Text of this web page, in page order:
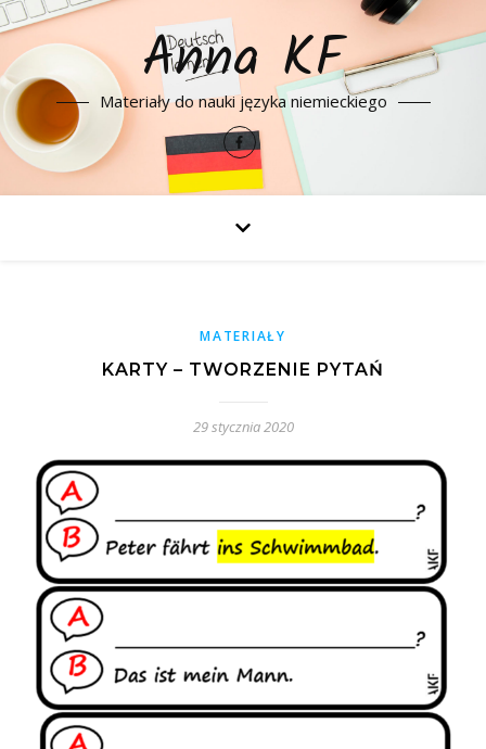
Anna KF
Materiały do nauki języka niemieckiego
MATERIAŁY
KARTY – TWORZENIE PYTAŃ
29 stycznia 2020